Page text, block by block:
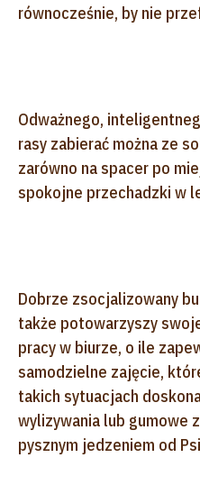
równocześnie, by nie
Odważnego,
rasy zabierać można ze
zarówno na spacer po
spokojne przechadzki w
Dobrze zsocjalizowany
także potowarzyszy
pracy w biurze, o ile
samodzielne zajęcie,
takich sytuacjach
wylizywania lub gumowe
pysznym jedzeniem od